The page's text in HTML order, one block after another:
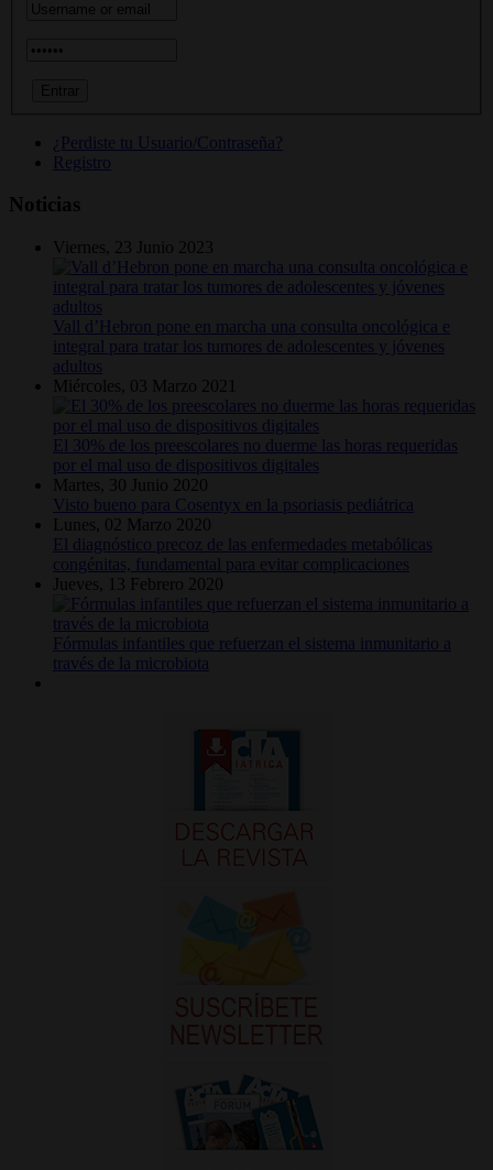
¿Perdiste tu Usuario/Contraseña?
Registro
Noticias
Viernes, 23 Junio 2023
Vall d’Hebron pone en marcha una consulta oncológica e
integral para tratar los tumores de adolescentes y jóvenes
adultos
Miércoles, 03 Marzo 2021
El 30% de los preescolares no duerme las horas requeridas
por el mal uso de dispositivos digitales
Martes, 30 Junio 2020
Visto bueno para Cosentyx en la psoriasis pediátrica
Lunes, 02 Marzo 2020
El diagnóstico precoz de las enfermedades metabólicas
congénitas, fundamental para evitar complicaciones
Jueves, 13 Febrero 2020
Fórmulas infantiles que refuerzan el sistema inmunitario a
través de la microbiota